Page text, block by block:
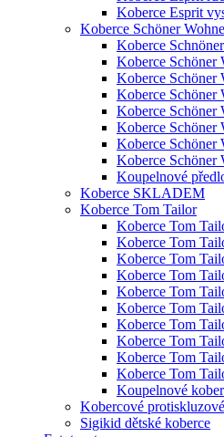
Koberce Esprit
Koberce Schöner
Koberce
Koberce Schöner
Koberce Schöner
Koberce Schöner
Koberce Schöner
Koberce Schöner
Koberce Schöner
Koberce Schöner
Koupelnové
Koberce SKLADEM
Koberce Tom Tailor
Koberce Tom
Koberce Tom
Koberce Tom
Koberce Tom
Koberce Tom
Koberce Tom
Koberce Tom
Koberce Tom
Koberce Tom
Koberce Tom
Koupelnové
Kobercové
Sigikid dětské koberce